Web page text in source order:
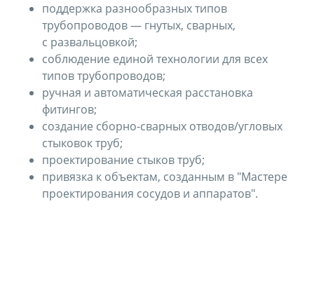
поддержка разнообразных типов
трубопроводов — гнутых, сварных,
с развальцовкой;
соблюдение единой технологии для всех
типов трубопроводов;
ручная и автоматическая расстановка
фитингов;
создание сборно-сварных отводов/угловых
стыковок труб;
проектирование стыков труб;
привязка к объектам, созданным в "Мастере
проектирования сосудов и аппаратов".